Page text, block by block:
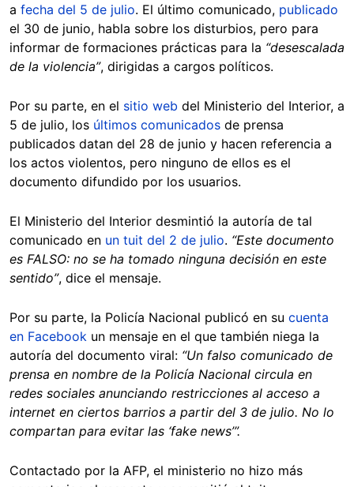
a fecha del 5 de julio. El último comunicado, publicado
el 30 de junio, habla sobre los disturbios, pero para
informar de formaciones prácticas para la “desescalada
de la violencia”, dirigidas a cargos políticos.
Por su parte, en el sitio web del Ministerio del Interior, a
5 de julio, los últimos comunicados de prensa
publicados datan del 28 de junio y hacen referencia a
los actos violentos, pero ninguno de ellos es el
documento difundido por los usuarios.
El Ministerio del Interior desmintió la autoría de tal
comunicado en un tuit del 2 de julio. “Este documento
es FALSO: no se ha tomado ninguna decisión en este
sentido”, dice el mensaje.
Por su parte, la Policía Nacional publicó en su cuenta
en Facebook un mensaje en el que también niega la
autoría del documento viral: “Un falso comunicado de
prensa en nombre de la Policía Nacional circula en
redes sociales anunciando restricciones al acceso a
internet en ciertos barrios a partir del 3 de julio. No lo
compartan para evitar las ‘fake news’”.
Contactado por la AFP, el ministerio no hizo más